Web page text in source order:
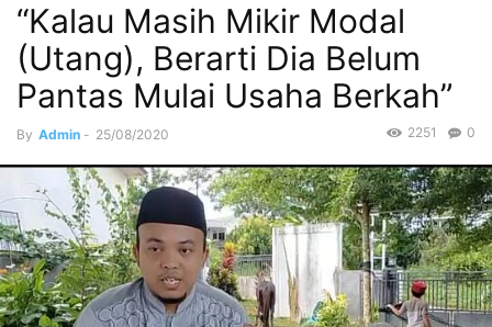
“Kalau Masih Mikir Modal
(Utang), Berarti Dia Belum
Pantas Mulai Usaha Berkah”
By Admin - 25/08/2020 0
2251